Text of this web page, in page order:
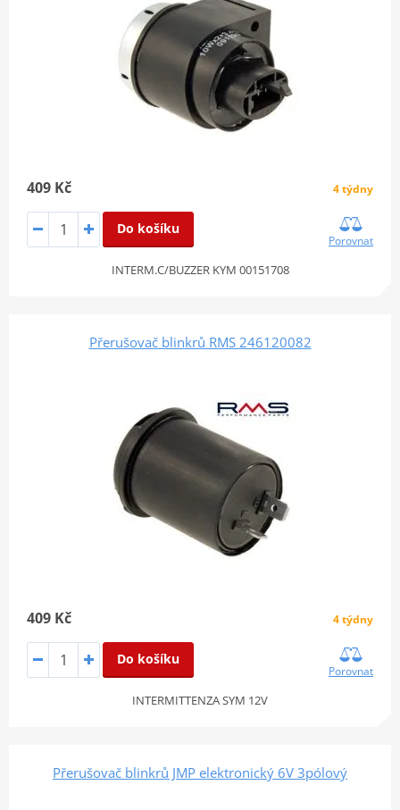
409 Kč 4 týdny
Do košíku
Porovnat
INTERM.C/BUZZER KYM 00151708
Přerušovač blinkrů RMS 246120082
409 Kč 4 týdny
Do košíku
Porovnat
INTERMITTENZA SYM 12V
Přerušovač blinkrů JMP elektronický 6V 3pólový